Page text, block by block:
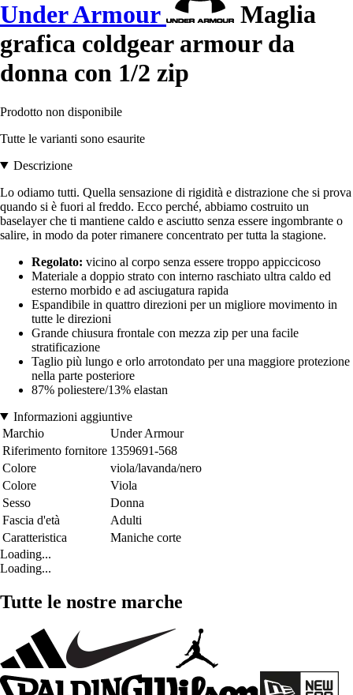
Under Armour
Maglia
grafica coldgear armour da
donna con 1/2 zip
Prodotto non disponibile
Tutte le varianti sono esaurite
Descrizione
Lo odiamo tutti. Quella sensazione di rigidità e distrazione che si prova
quando si è fuori al freddo. Ecco perché, abbiamo costruito un
baselayer che ti mantiene caldo e asciutto senza essere ingombrante o
salire, in modo da poter rimanere concentrato per tutta la stagione.
Regolato: vicino al corpo senza essere troppo appiccicoso
Materiale a doppio strato con interno raschiato ultra caldo ed
esterno morbido e ad asciugatura rapida
Espandibile in quattro direzioni per un migliore movimento in
tutte le direzioni
Grande chiusura frontale con mezza zip per una facile
stratificazione
Taglio più lungo e orlo arrotondato per una maggiore protezione
nella parte posteriore
87% poliestere/13% elastan
Informazioni aggiuntive
Marchio
Under Armour
Riferimento fornitore 1359691-568
Colore
viola/lavanda/nero
Colore
Viola
Sesso
Donna
Fascia d'età
Adulti
Caratteristica
Maniche corte
Loading...
Loading...
Tutte le nostre marche